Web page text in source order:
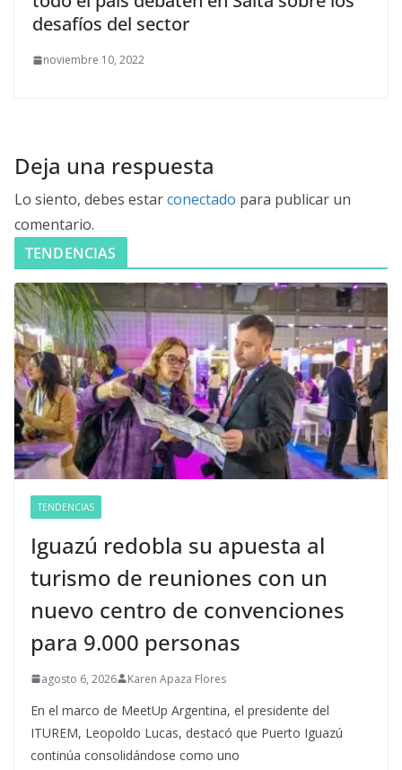
desafíos del sector
noviembre 10, 2022
Deja una respuesta
Lo siento, debes estarconectado para publicar un
comentario.
TENDENCIAS
TENDENCIAS
Iguazú redobla su apuesta al
turismo de reuniones con un
nuevo centro de convenciones
para 9.000 personas
agosto 6, 2026 Karen Apaza Flores
En el marco de MeetUp Argentina, el presidente del
ITUREM, Leopoldo Lucas, destacó que Puerto Iguazú
continúa consolidándose como uno